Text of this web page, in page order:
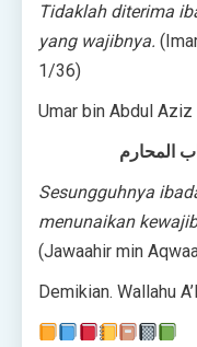
Tidaklah diterima
yang wajibnya.
1/36)
Umar bin Abdul Aziz
المحارم
Sesungguhnya
menunaikan
(Jawaahir min
Demikian. Wallahu